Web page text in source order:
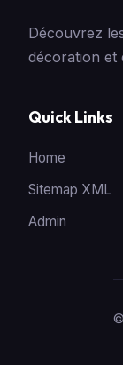
Découvrez
décoration et
Quick Links
Home
Sitemap XML
Admin